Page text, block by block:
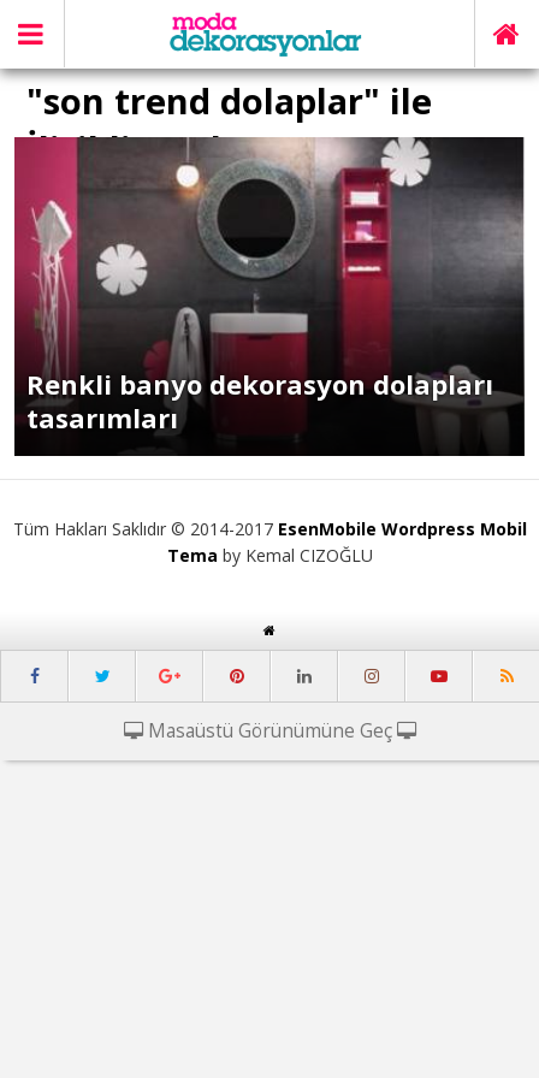
"son trend dolaplar" ile
İlişikli yazılar
Renkli banyo dekorasyon dolapları
tasarımları
Tüm Hakları Saklıdır © 2014-2017 EsenMobile Wordpress Mobil
Tema by Kemal CIZOĞLU
Masaüstü Görünümüne Geç